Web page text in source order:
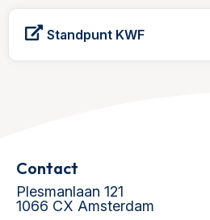
Standpunt KWF
Contact
Plesmanlaan 121
1066 CX Amsterdam